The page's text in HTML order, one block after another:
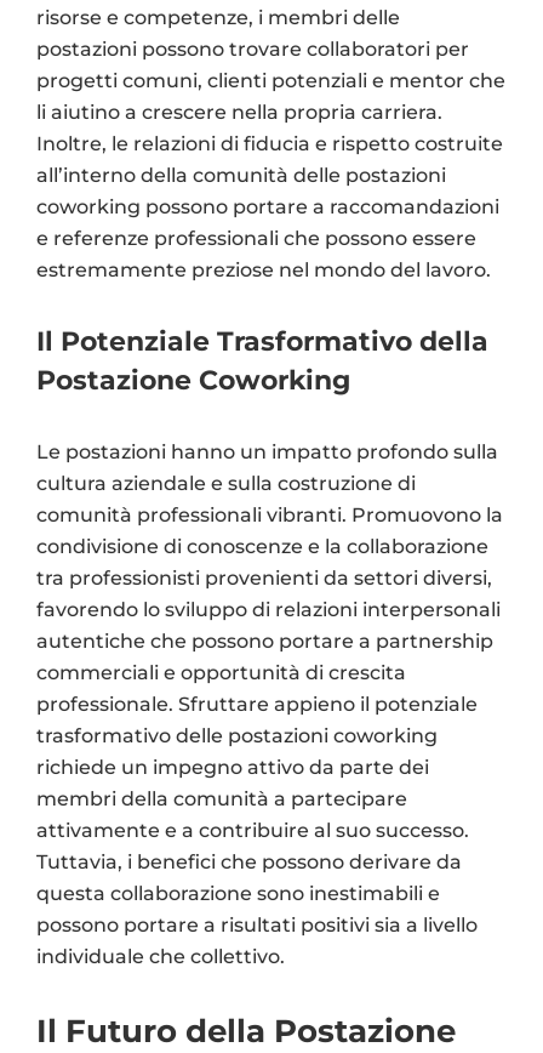
risorse e competenze, i membri delle
postazioni possono trovare collaboratori per
progetti comuni, clienti potenziali e mentor che
li aiutino a crescere nella propria carriera.
Inoltre, le relazioni di fiducia e rispetto costruite
all’interno della comunità delle postazioni
coworking possono portare a raccomandazioni
e referenze professionali che possono essere
estremamente preziose nel mondo del lavoro.
Il Potenziale Trasformativo della
Postazione Coworking
Le postazioni hanno un impatto profondo sulla
cultura aziendale e sulla costruzione di
comunità professionali vibranti. Promuovono la
condivisione di conoscenze e la collaborazione
tra professionisti provenienti da settori diversi,
favorendo lo sviluppo di relazioni interpersonali
autentiche che possono portare a partnership
commerciali e opportunità di crescita
professionale. Sfruttare appieno il potenziale
trasformativo delle postazioni coworking
richiede un impegno attivo da parte dei
membri della comunità a partecipare
attivamente e a contribuire al suo successo.
Tuttavia, i benefici che possono derivare da
questa collaborazione sono inestimabili e
possono portare a risultati positivi sia a livello
individuale che collettivo.
Il Futuro della Postazione